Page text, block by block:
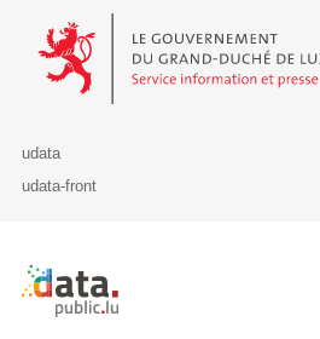
Le Gouvernement du Grand-Duché
udata
udata-front
Retour à l'accueil de